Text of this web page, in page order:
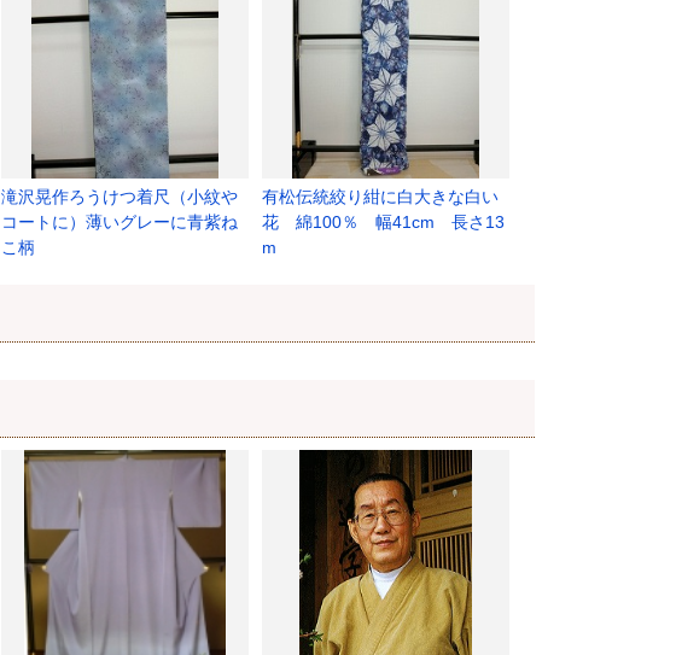
滝沢晃作ろうけつ着尺（小紋や
コートに）薄いグレーに青紫ね
こ柄
有松伝統絞り紺に白大きな白い
花 綿100％ 幅41cm 長さ13
m